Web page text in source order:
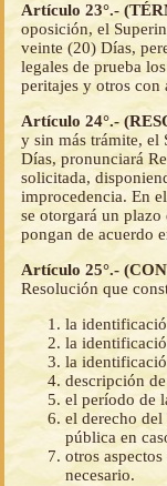
Artículo 23°.-
oposición, el
veinte (20) Días,
legales de prueba
peritajes y otros con
Artículo 24°.-
y sin más trámite, el
Días, pronunciará
solicitada,
improcedencia. En
se otorgará un plazo
pongan de acuerdo
Artículo 25°.-
Resolución que
la
la
la
descripción
el período de
el derecho
pública en
otros
necesario.